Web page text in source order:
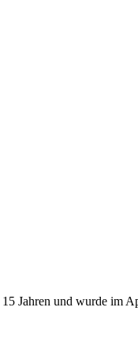
Jahren und wurde im